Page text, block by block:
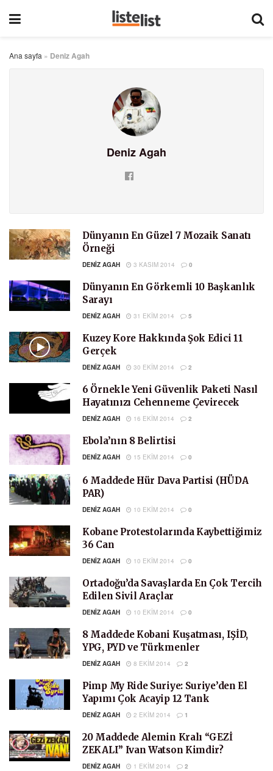
Ana sayfa » Deniz Agah
Deniz Agah
Dünyanın En Güzel 7 Mozaik Sanatı
Örneği
DENIZ AGAH 3 KASIM 2014 0
Dünyanın En Görkemli 10 Başkanlık
Sarayı
DENIZ AGAH 31 EKIM 2014 5
Kuzey Kore Hakkında Şok Edici 11
Gerçek
DENIZ AGAH 30 EKIM 2014 2
6 Örnekle Yeni Güvenlik Paketi Nasıl
Hayatınızı Cehenneme Çevirecek
DENIZ AGAH 16 EKIM 2014 2
Ebola’nın 8 Belirtisi
DENIZ AGAH 15 EKIM 2014 0
6 Maddede Hür Dava Partisi (HÜDA
PAR)
DENIZ AGAH 10 EKIM 2014 0
Kobane Protestolarında Kaybettiğimiz
36 Can
DENIZ AGAH 10 EKIM 2014 0
Ortadoğu’da Savaşlarda En Çok Tercih
Edilen Sivil Araçlar
DENIZ AGAH 10 EKIM 2014 0
8 Maddede Kobani Kuşatması, IŞİD,
YPG, PYD ve Türkmenler
DENIZ AGAH 8 EKIM 2014 2
Pimp My Ride Suriye: Suriye’den El
Yapımı Çok Acayip 12 Tank
DENIZ AGAH 2 EKIM 2014 1
20 Maddede Alemin Kralı “GEZİ
ZEKALI” Ivan Watson Kimdir?
DENIZ AGAH 1 EKIM 2014 2